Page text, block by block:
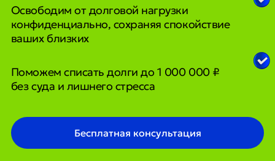
Освободим от долговой нагрузки
конфиденциально, сохраняя спокойствие
ваших близких
Поможем списать долги до 1 000 000 ₽
без суда и лишнего стресса
Бесплатная консультация